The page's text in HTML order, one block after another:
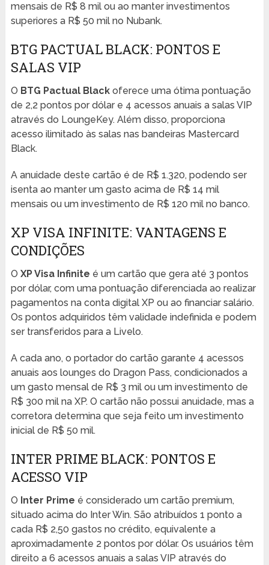
mensais de R$ 8 mil ou ao manter investimentos
superiores a R$ 50 mil no Nubank.
BTG PACTUAL BLACK: PONTOS E
SALAS VIP
O BTG Pactual Blackoferece uma ótima pontuação
de 2,2 pontos por dólar e 4 acessos anuais a salas VIP
através do LoungeKey. Além disso, proporciona
acesso ilimitado às salas nas bandeiras Mastercard
Black.
A anuidade deste cartão é de R$ 1.320, podendo ser
isenta ao manter um gasto acima de R$ 14 mil
mensais ou um investimento de R$ 120 mil no banco.
XP VISA INFINITE: VANTAGENS E
CONDIÇÕES
O XP Visa Infinite é um cartão que gera até 3 pontos
por dólar, com uma pontuação diferenciada ao realizar
pagamentos na conta digital XP ou ao financiar salário.
Os pontos adquiridos têm validade indefinida e podem
ser transferidos para a Livelo.
A cada ano, o portador do cartão garante 4 acessos
anuais aos lounges do Dragon Pass, condicionados a
um gasto mensal de R$ 3 mil ou um investimento de
R$ 300 mil na XP. O cartão não possui anuidade, mas a
corretora determina que seja feito um investimento
inicial de R$ 50 mil.
INTER PRIME BLACK: PONTOS E
ACESSO VIP
O Inter Prime é considerado um cartão premium,
situado acima do Inter Win. São atribuídos 1 ponto a
cada R$ 2,50 gastos no crédito, equivalente a
aproximadamente 2 pontos por dólar. Os usuários têm
direito a 6 acessos anuais a salas VIP através do